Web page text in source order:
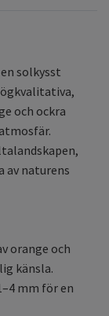
solkysst
och ockra
av naturens
orange och
känsla.
mm för en